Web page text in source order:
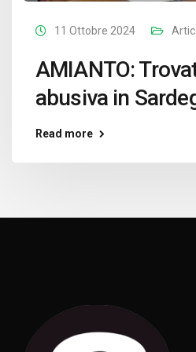
11 Ottobre 2024
AMIANTO:
abusiva in
Read more